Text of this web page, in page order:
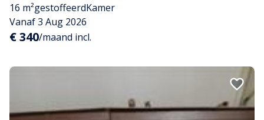
16 m²gestoffeerdKamer
Vanaf 3 Aug 2026
€ 340/maand incl.